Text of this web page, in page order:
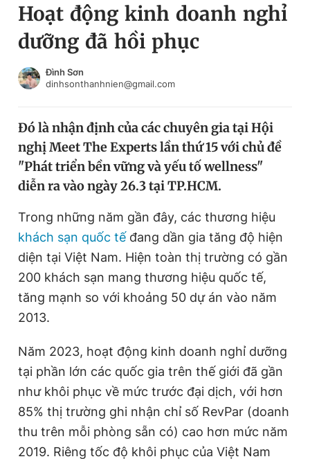
Chuyên mục
Chuyên mục khác
Tin thị trường Tin 360
Video Magazine
Sản phẩm khác
Tiện ích Bạn cần biết
Thông tin tòa soạn Liên hệ quảng cáo
Đọc Thanh Niên trên điện thoại
Đổi mật khẩu
Tin đã lưu
Tin đã xem
Đăng xuất
Hoạt động kinh doanh nghỉ
dưỡng đã hồi phục
Đình Sơn
dinhsonthanhnien@gmail.com
Đó là nhận định của các chuyên gia tại Hội
nghị Meet The Experts lần thứ 15 với chủ đề
"Phát triển bền vững và yếu tố wellness"
diễn ra vào ngày 26.3 tại TP.HCM.
Trong những năm gần đây, các thương hiệu
khách sạn quốc tế đang dần gia tăng độ hiện
diện tại Việt Nam. Hiện toàn thị trường có gần
200 khách sạn mang thương hiệu quốc tế,
tăng mạnh so với khoảng 50 dự án vào năm
2013.
Năm 2023, hoạt động kinh doanh nghỉ dưỡng
tại phần lớn các quốc gia trên thế giới đã gần
như khôi phục về mức trước đại dịch, với hơn
85% thị trường ghi nhận chỉ số RevPar (doanh
thu trên mỗi phòng sẵn có) cao hơn mức năm
2019. Riêng tốc độ khôi phục của Việt Nam